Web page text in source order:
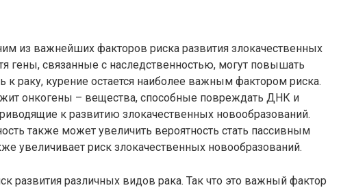
из важнейших факторов риска развития злокачественных
гены, связанные с наследственностью, могут повышать
к раку, курение остается наиболее важным фактором риска.
онкогены – вещества, способные повреждать ДНК и
к развитию злокачественных новообразований.
также может увеличить вероятность стать пассивным
увеличивает риск злокачественных новообразований.
развития различных видов рака. Так что это важный фактор